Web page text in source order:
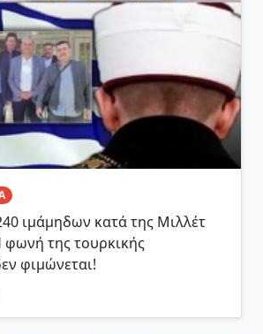
ιμάμηδων κατά της Μιλλέτ
φωνή της τουρκικής
φιμώνεται!